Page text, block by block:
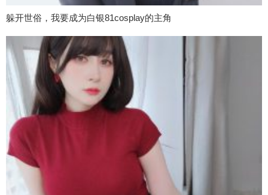
躲开世俗，我要成为白银81cosplay的主角